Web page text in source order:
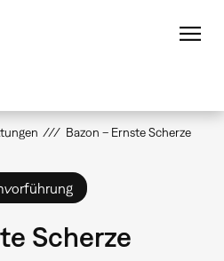
Bazon – Ernste Scherze
Scherze